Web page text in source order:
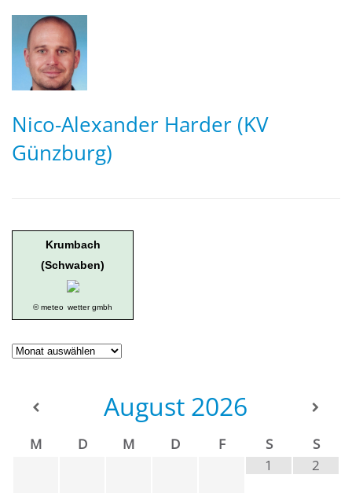
Nico-Alexander Harder (KV
Günzburg)
Krumbach
(Schwaben)
© meteo wetter gmbh
Geschichte
August 2026
M D M D F S
S
1
2